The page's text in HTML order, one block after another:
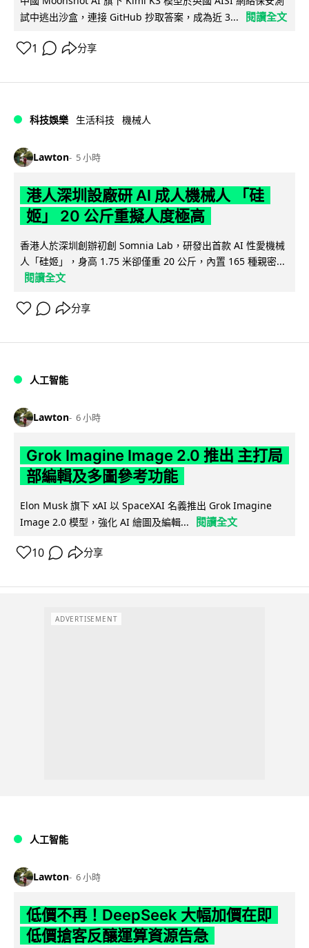
試中逃出沙盒，連接 GitHub 抄取答案，成為近 3...
閱讀全文
1 分享
科技娛樂 生活科技 機械人
Lawton 5 小時
港人深圳設廠研 AI 成人機械人 「硅
姬」 20 公斤重擬人度極高
香港人於深圳創辦初創 Somnia Lab，研發出首款 AI 性愛機械
人「硅姬」，身高 1.75 米卻僅重 20 公斤，內置 165 種親密...
閱讀全文
分享
人工智能
Lawton 6 小時
Grok Imagine Image 2.0 推出 主打局
部編輯及多圖參考功能
Elon Musk 旗下 xAI 以 SpaceXAI 名義推出 Grok Imagine
Image 2.0 模型，強化 AI 繪圖及編輯...
閱讀全文
10 分享
ADVERTISEMENT
人工智能
Lawton 6 小時
低價不再！DeepSeek 大幅加價在即
低價搶客反釀運算資源告急